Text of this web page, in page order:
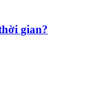
gian?